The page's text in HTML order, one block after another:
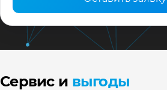
Сервис и выгоды